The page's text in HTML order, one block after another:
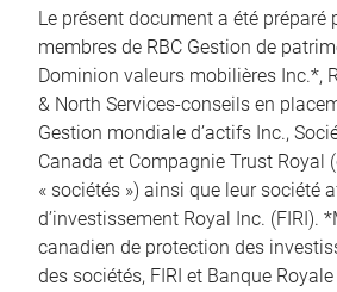
Le présent document a été préparé
membres de RBC Gestion de
Dominion valeurs mobilières Inc.*,
& North Services-conseils en
Gestion mondiale d’actifs Inc.,
Canada et Compagnie Trust Royal
« sociétés ») ainsi que leur société
d’investissement Royal Inc. (FIRI).
canadien de protection des
des sociétés, FIRI et Banque